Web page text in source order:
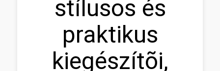
stílusos és
praktikus
kiegészítõi,